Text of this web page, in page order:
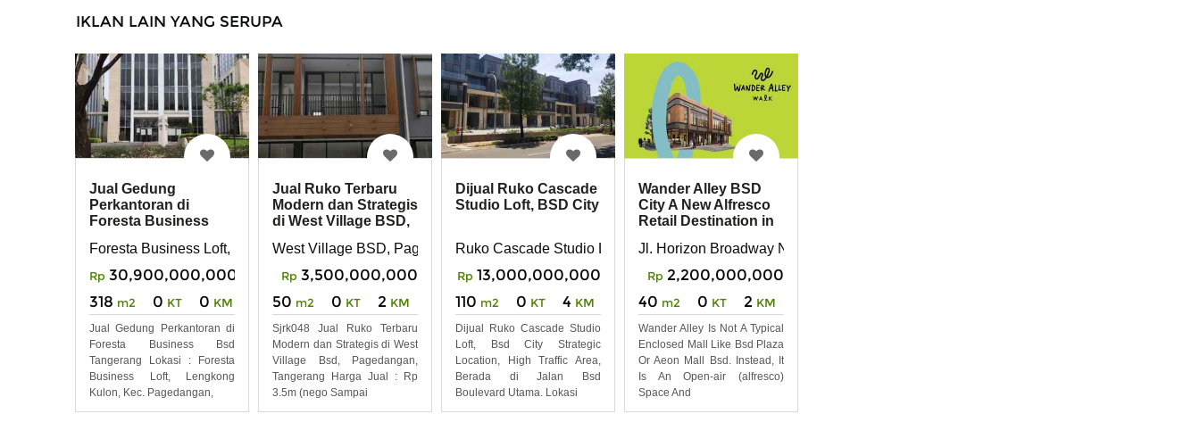
IKLAN LAIN YANG SERUPA
Jual Gedung
Perkantoran di
Foresta Business
Foresta Business Loft, Lengkong Kulon, Kec. Pagedangan, Kab. Tangerang, Banten
Rp 30,900,000,000
318 m2 0 KT 0 KM
Jual Gedung Perkantoran di
Foresta Business Bsd
Tangerang Lokasi : Foresta
Business Loft, Lengkong
Kulon, Kec. Pagedangan,
Jual Ruko Terbaru
Modern dan Strategis
di West Village BSD,
West Village BSD, Pagedangan, Tangerang
Rp 3,500,000,000
50 m2 0 KT 2 KM
Sjrk048 Jual Ruko Terbaru
Modern dan Strategis di West
Village Bsd, Pagedangan,
Tangerang Harga Jual : Rp
3.5m (nego Sampai
Dijual Ruko Cascade
Studio Loft, BSD City
Ruko Cascade Studio Loft, BSD City, Tangerang
Rp 13,000,000,000
110 m2 0 KT 4 KM
Dijual Ruko Cascade Studio
Loft, Bsd City Strategic
Location, High Traffic Area,
Berada di Jalan Bsd
Boulevard Utama. Lokasi
Wander Alley BSD
City A New Alfresco
Retail Destination in
Jl. Horizon Broadway No. 11, Sampora, Kec. Cisauk, Kabupaten Tangerang, Banten
Rp 2,200,000,000
40 m2 0 KT 2 KM
Wander Alley Is Not A Typical
Enclosed Mall Like Bsd Plaza
Or Aeon Mall Bsd. Instead, It
Is An Open-air (alfresco)
Space And